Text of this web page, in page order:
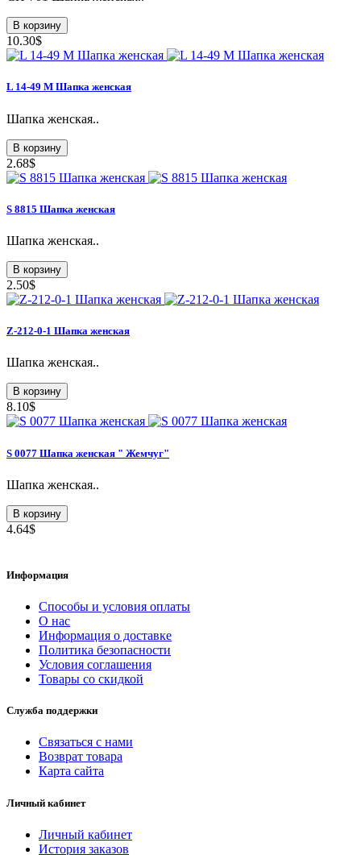
В корзину
10.30$
L 14-49 М Шапка женская
Шапка женская..
В корзину
2.68$
S 8815 Шапка женская
Шапка женская..
В корзину
2.50$
Z-212-0-1 Шапка женская
Шапка женская..
В корзину
8.10$
S 0077 Шапка женская " Жемчуг"
Шапка женская..
В корзину
4.64$
Информация
Способы и условия оплаты
О нас
Информация о доставке
Политика безопасности
Условия соглашения
Товары со скидкой
Служба поддержки
Связаться с нами
Возврат товара
Карта сайта
Личный кабинет
Личный кабинет
История заказов